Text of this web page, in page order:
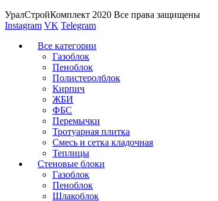
УралСтройКомплект 2020 Все права защищены
Instagram VK Telegram
Все категории
Газоблок
Пеноблок
Полистеролблок
Кирпич
ЖБИ
ФБС
Перемычки
Тротуарная плитка
Смесь и сетка кладочная
Теплицы
Стеновые блоки
Газоблок
Пеноблок
Шлакоблок